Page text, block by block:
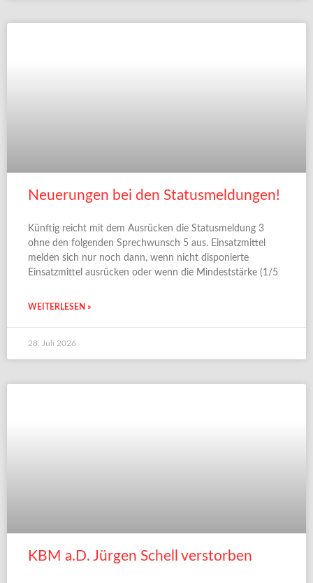
Neuerungen bei den Statusmeldungen!
Künftig reicht mit dem Ausrücken die Statusmeldung 3
ohne den folgenden Sprechwunsch 5 aus. Einsatzmittel
melden sich nur noch dann, wenn nicht disponierte
Einsatzmittel ausrücken oder wenn die Mindeststärke (1/5
WEITERLESEN »
28. Juli 2026
KBM a.D. Jürgen Schell verstorben